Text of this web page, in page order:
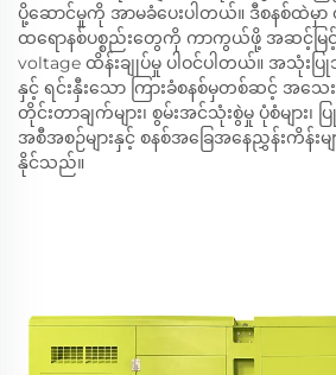
ပို့ဆောင်မှုကို အာမခံပေးပါတယ်။ ဒီစန
ထရောနစ်ပစ္စည်းတွေကို ကာကွယ်ဖို့ အဆင့်မြ
voltage ထိန်းချုပ်မှု ပါဝင်ပါတယ်။ အသုံး
နှင့် ရင်းနှီးသော ကြားခံစနစ်မှတစ်ဆင့် အသ
တိုင်းတာချက်များ၊ စွမ်းအင်သုံးစွဲမှု ပုံစံများ၊
အစီအစဉ်များနှင့် စနစ်အခြေအနေညွှန်းကိန်းမ
နိုင်သည်။